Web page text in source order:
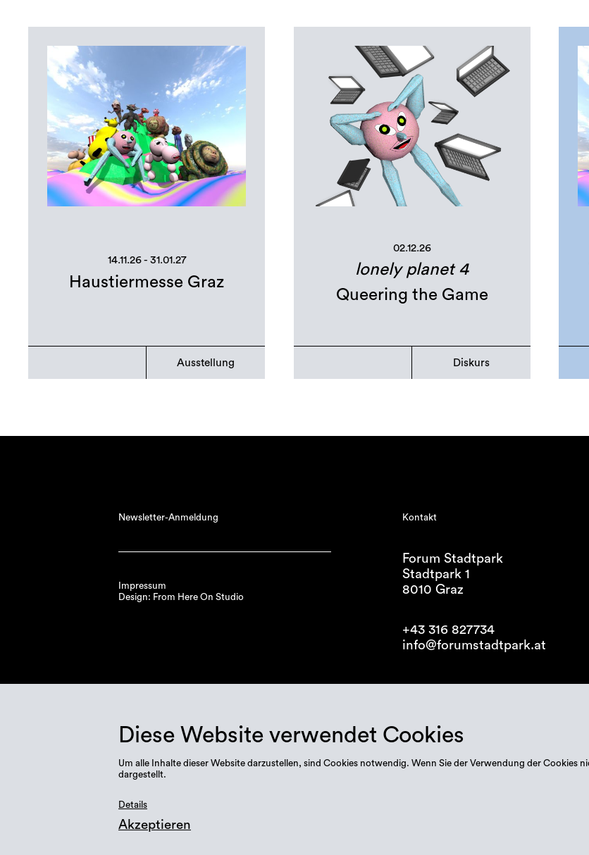
14.11.26 - 31.01.27
Haustiermesse Graz
Ausstellung
02.12.26
lonely planet 4
Queering the Game
Diskurs
Newsletter-Anmeldung
Impressum
Design: From Here On Studio
Kontakt
Forum Stadtpark
Stadtpark 1
8010 Graz
+43 316 827734
info@forumstadtpark.at
Diese Website verwendet Cookies
Um alle Inhalte dieser Website darzustellen, sind Cookies notwendig. Wenn Sie der Verwendung der Cookies
dargestellt.
Details
Akzeptieren